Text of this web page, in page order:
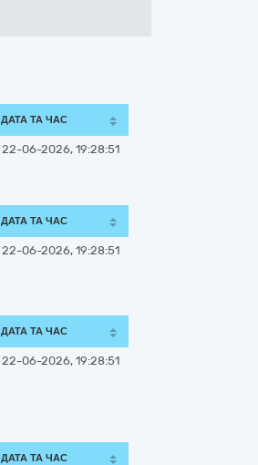
ДАТА ТА ЧАС
22-06-2026, 19:28:51
ДАТА ТА ЧАС
22-06-2026, 19:28:51
ДАТА ТА ЧАС
22-06-2026, 19:28:51
ДАТА ТА ЧАС